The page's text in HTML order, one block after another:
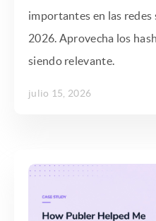
importantes en las redes
2026. Aprovecha los
siendo relevante.
julio 15, 2026